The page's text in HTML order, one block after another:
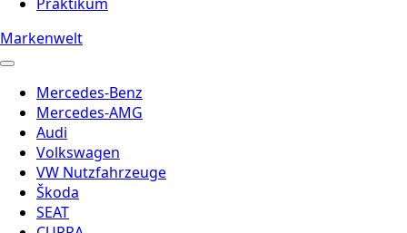
Markenwelt
Mercedes-Benz
Mercedes-AMG
Audi
Volkswagen
VW Nutzfahrzeuge
Škoda
SEAT